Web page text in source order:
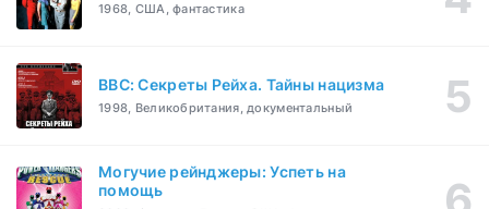
1968, США, фантастика
BBC: Секреты Рейха. Тайны нацизма
1998, Великобритания, документальный
Могучие рейнджеры: Успеть на
помощь